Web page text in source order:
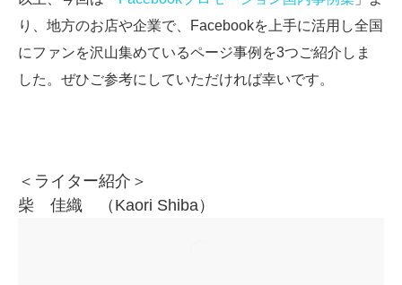
り、地方のお店や企業で、Facebookを上手に活用し全国
にファンを沢山集めているページ事例を3つご紹介しま
した。ぜひご参考にしていただければ幸いです。
＜ライター紹介＞
柴 佳織 （Kaori Shiba）